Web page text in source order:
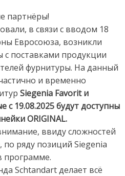
партнёры!
в связи с вводом 18
Евросоюза, возникли
поставками продукции
фурнитуры. На данный
и временно
Siegenia Favorit и
с 19.08.2025 будут доступны
ORIGINAL.
ввиду сложностей
по ряду позиций Siegenia
программе.
Schtandart делает всё